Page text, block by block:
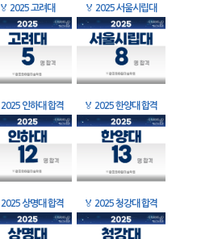
🏅 2025 고려대 🏅 2025 서울시립대
2025 인하대 합격 🏅 2025 한양대 합격
2025 상명대 합격 🏅 2025 청강대 합격